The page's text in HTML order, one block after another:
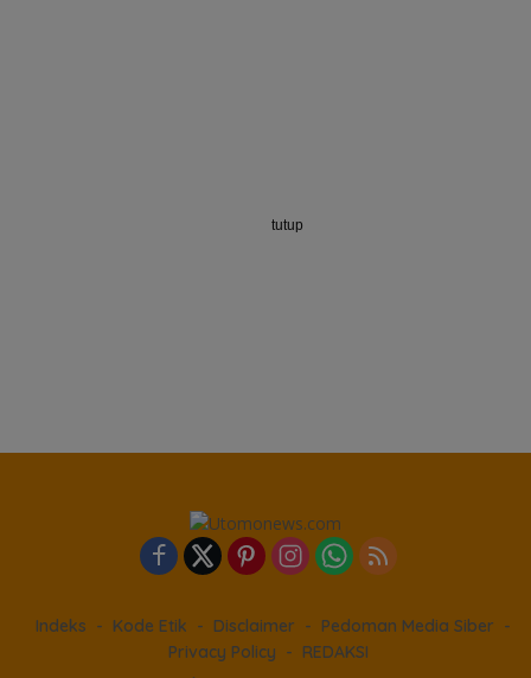
Indeks Kode Etik Disclaimer
Pedoman Media Siber
Privacy Policy
REDAKSI
tutup